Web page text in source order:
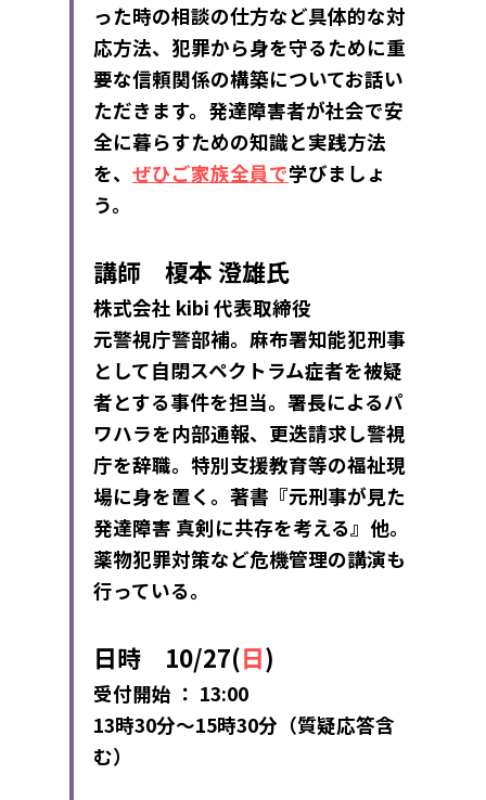
った時の相談の仕方など具体的な対
応方法、犯罪から身を守るために重
要な信頼関係の構築についてお話い
ただきます。発達障害者が社会で安
全に暮らすための知識と実践方法
を、 ぜひご家族全員で学びましょ
う。
講師 榎本 澄雄氏
株式会社 kibi 代表取締役
元警視庁警部補。麻布署知能犯刑事
として自閉スペクトラム症者を被疑
者とする事件を担当。署長によるパ
ワハラを内部通報、更迭請求し警視
庁を辞職。特別支援教育等の福祉現
場に身を置く。著書『元刑事が見た
発達障害 真剣に共存を考える』他。
薬物犯罪対策など危機管理の講演も
行っている。
日時　10/27(日)
受付開始 ： 13:00
13時30分～15時30分（質疑応答含
む）